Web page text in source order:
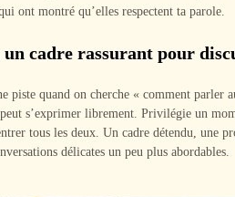
ont montré qu’elles respectent ta parole.
un cadre rassurant pour
piste quand on cherche « comment parler
s’exprimer librement. Privilégie un
tous les deux. Un cadre détendu, une
délicates un peu plus abordables.